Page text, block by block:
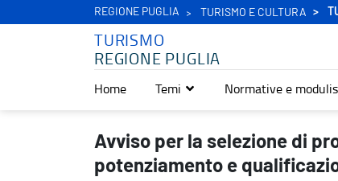
REGIONE PUGLIA TURISMO E CULTURA
TURISMO
REGIONE PUGLIA
Home Temi Normative e
Avviso per la selezione di proposte progettuali finalizzate al
Avviso per la selezione di
potenziamento e